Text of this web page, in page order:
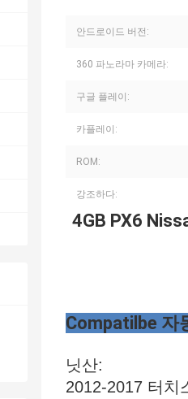
안드로이드 버전:
360 파노라마 카메라:
구글 플레이:
카플레이:
ROM:
강조하다:
4GB PX6
Compatilbe 자
닛산:
2012-2017 터치